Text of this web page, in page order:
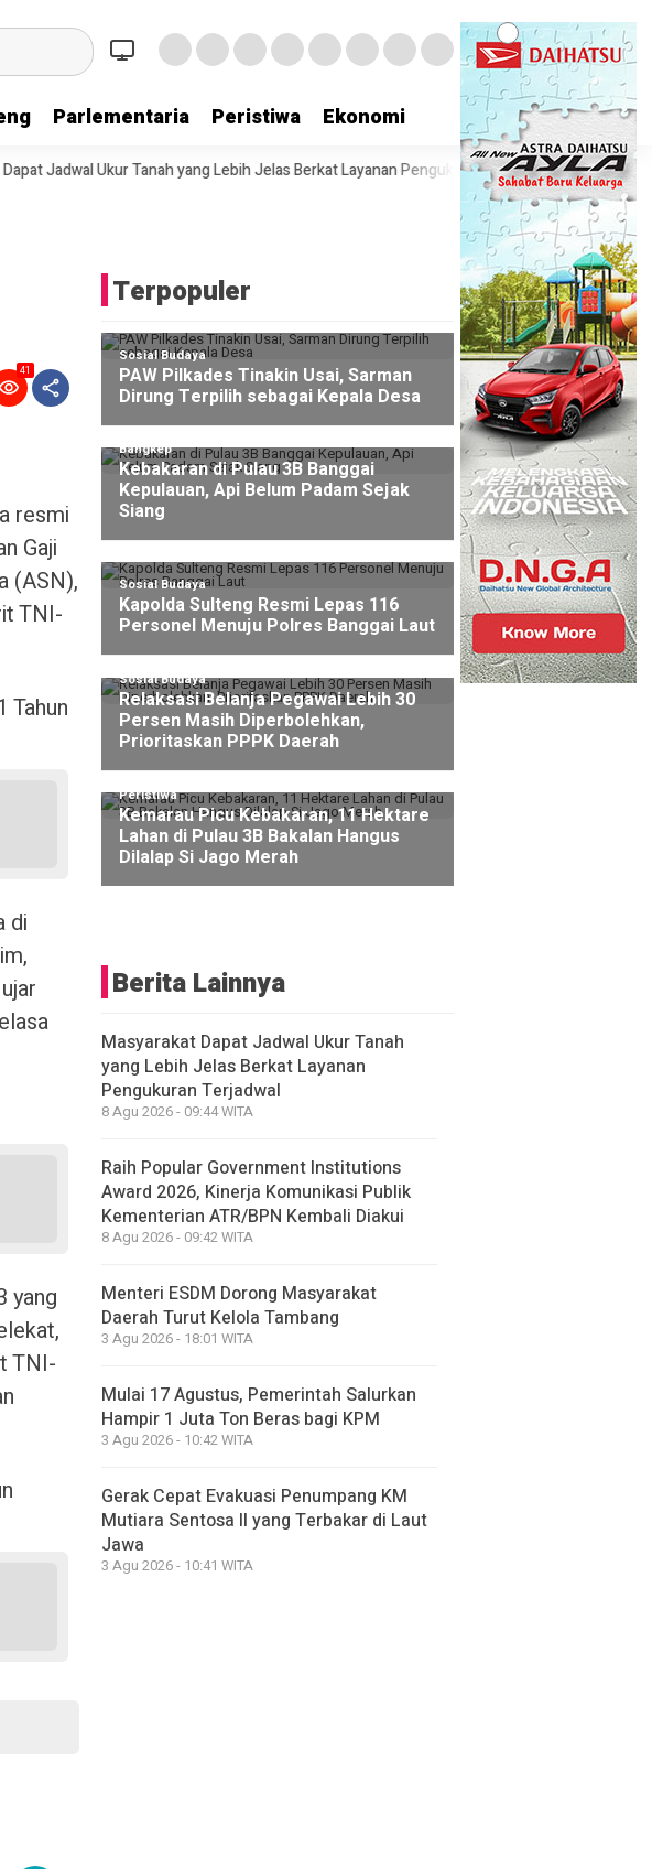
Parlementaria Peristiwa Ekonomi
yang Lebih Jelas Berkat Layanan Pengukuran Terjadwal Raih Popular Government
41
resmi
Gaji
(ASN),
TNI-
Tahun
di
yang
TNI-
Terpopuler
Sosial Budaya
PAW Pilkades Tinakin Usai, Sarman
Dirung Terpilih sebagai Kepala Desa
Bangkep
Kebakaran di Pulau 3B Banggai
Kepulauan, Api Belum Padam Sejak
Siang
Sosial Budaya
Kapolda Sulteng Resmi Lepas 116
Personel Menuju Polres Banggai Laut
Sosial Budaya
Relaksasi Belanja Pegawai Lebih 30
Persen Masih Diperbolehkan,
Prioritaskan PPPK Daerah
Peristiwa
Kemarau Picu Kebakaran, 11 Hektare
Lahan di Pulau 3B Bakalan Hangus
Dilalap Si Jago Merah
Berita Lainnya
Masyarakat Dapat Jadwal Ukur Tanah
yang Lebih Jelas Berkat Layanan
Pengukuran Terjadwal
8 Agu 2026 - 09:44 WITA
Raih Popular Government Institutions
Award 2026, Kinerja Komunikasi Publik
Kementerian ATR/BPN Kembali Diakui
8 Agu 2026 - 09:42 WITA
Menteri ESDM Dorong Masyarakat
Daerah Turut Kelola Tambang
3 Agu 2026 - 18:01 WITA
Mulai 17 Agustus, Pemerintah Salurkan
Hampir 1 Juta Ton Beras bagi KPM
3 Agu 2026 - 10:42 WITA
Gerak Cepat Evakuasi Penumpang KM
Mutiara Sentosa II yang Terbakar di Laut
Jawa
3 Agu 2026 - 10:41 WITA